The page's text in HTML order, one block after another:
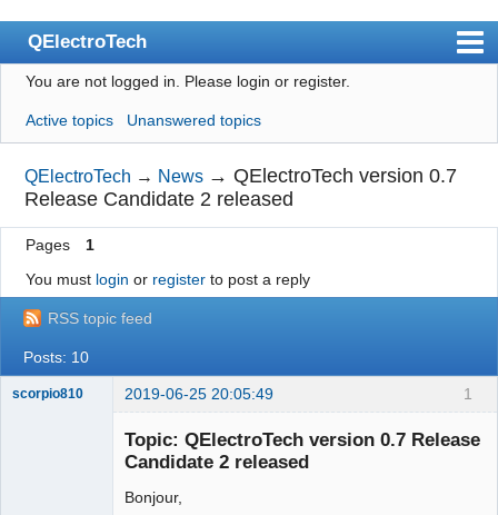
QElectroTech
Index
User list
Search
Register
Login
Site officiel
Wiki
BugTracker
Manual 0.8_cs
You are not logged in. Please login or register.
Active topics Unanswered topics
QElectroTech → News →QElectroTech version 0.7
Release Candidate 2 released
Pages
1
You must login or registerto post a reply
RSS topic feed
Posts: 10
1
scorpio810 2019-06-25 20:05:49
Topic: QElectroTech version 0.7 Release
Candidate 2 released
Bonjour,